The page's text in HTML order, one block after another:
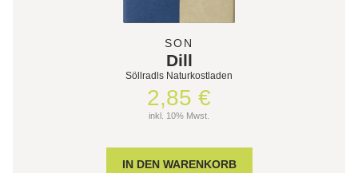
SON
Dill
Söllradls Naturkostladen
2,85 €
inkl. 10% Mwst.